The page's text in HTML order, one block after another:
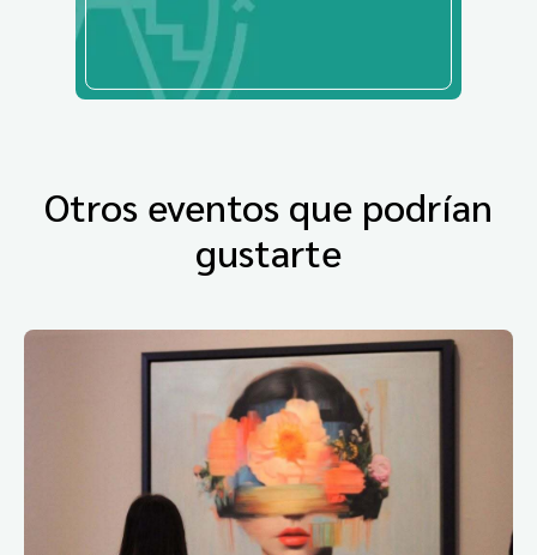
Otros eventos que podrían
gustarte